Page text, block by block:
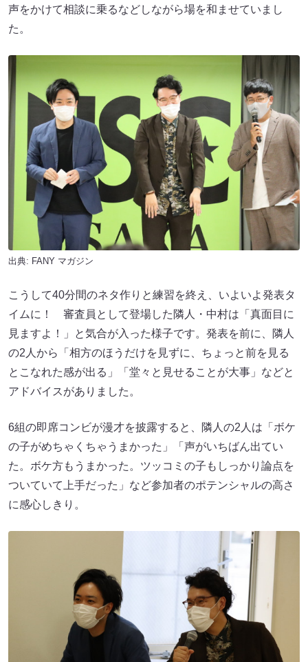
声をかけて相談に乗るなどしながら場を和ませていまし
た。
出典: FANY マガジン
こうして40分間のネタ作りと練習を終え、いよいよ発表タ
イムに！ 審査員として登場した隣人・中村は「真面目に
見ますよ！」と気合が入った様子です。発表を前に、隣人
の2人から「相方のほうだけを見ずに、ちょっと前を見る
とこなれた感が出る」「堂々と見せることが大事」などと
アドバイスがありました。
6組の即席コンビが漫才を披露すると、隣人の2人は「ボケ
の子がめちゃくちゃうまかった」「声がいちばん出てい
た。ボケ方もうまかった。ツッコミの子もしっかり論点を
ついていて上手だった」など参加者のポテンシャルの高さ
に感心しきり。